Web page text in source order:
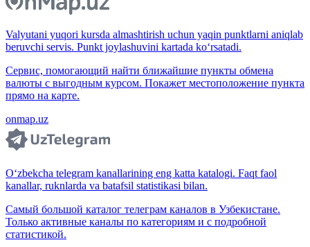
Valyutani yuqori kursda almashtirish uchun yaqin punktlarni aniqlab
beruvchi servis. Punkt joylashuvini kartada ko‘rsatadi.
Сервис, помогающий найти ближайшие пункты обмена
валюты с выгодным курсом. Покажет местоположение пункта
прямо на карте.
onmap.uz
O‘zbekcha telegram kanallarining eng katta katalogi. Faqt faol
kanallar, ruknlarda va batafsil statistikasi bilan.
Самый большой каталог телеграм каналов в Узбекистане.
Только активные каналы по категориям и с подробной
статистикой.